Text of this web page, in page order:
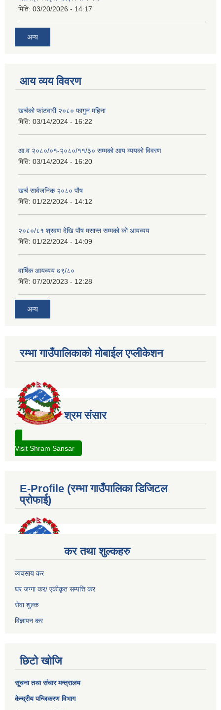
मिति: 03/20/2026 - 14:17
अन्य
आय व्यय विवरण
खर्चको फांटवारी २०८० फागुन महिना
मिति: 03/14/2024 - 16:22
आ.व २०८०/०१-२०८०/११/३० सम्मको आय व्ययको विवरण
मिति: 03/14/2024 - 16:20
खर्च सार्वजनिक २०८० पौष
मिति: 01/22/2024 - 14:12
२०८०/८१ श्रवण देखि पौष मसान्त सम्मको को आयव्यय
मिति: 01/22/2024 - 14:09
वार्षिक आयव्यय ७९/८०
मिति: 07/20/2023 - 12:28
अन्य
रम्भा गाउँपालिकाको मोबाईल एप्लीकेशन
श्रम संसार
Visit Shram Sansar
E-Profile (रम्भा गाउँपालिका डिजिटल
प्रोफाई)
कर तथा शुल्कहरु
व्यवसाय कर
घर जग्गा कर/ एकीकृत सम्पत्ति कर
सेवा शुल्क
विज्ञापन कर
छिटो खोजि
सूचना तथा संचार मन्त्रालय
केन्द्रीय पन्जिकरण विभाग